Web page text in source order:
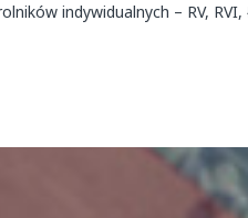
indywidualnych – RV, RVI,